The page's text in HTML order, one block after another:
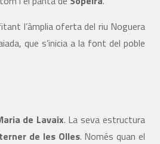
l’àmplia oferta del riu Noguera
que s’inicia a la font del poble
de Lavaix. La seva estructura
de les Olles. Només quan el